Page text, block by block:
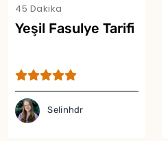
45 Dakika
Yeşil Fasulye Tarifi
Selinhdr